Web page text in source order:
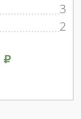
3
2